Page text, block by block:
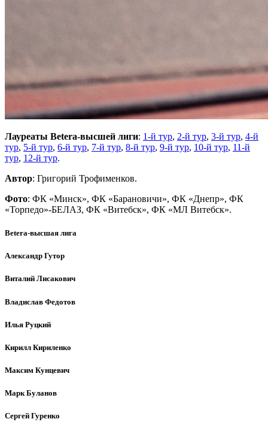
Лауреаты Betera-высшей лиги: 1-й тур, 2-й тур, 3-й тур, 4-й
тур, 5-й тур, 6-й тур, 7-й тур, 8-й тур, 9-й тур, 10-й тур, 11-й
тур, 12-й тур.
Автор: Григорий Трофименков.
Фото: ФК «Минск», ФК «Барановичи», ФК «Днепр», ФК
«Торпедо»-БЕЛАЗ, ФК «Витебск», ФК «МЛ Витебск».
Betera-высшая лига
Александр Гутор
Виталий Лисакович
Владислав Федотов
Илья Руцкий
Кирилл Кириленко
Максим Кунцевич
Марк Буланов
Сергей Гуренко